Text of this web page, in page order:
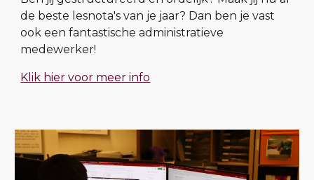
de beste lesnota's van je jaar? Dan ben je vast
ook een fantastische administratieve
medewerker!
Klik hier voor meer info